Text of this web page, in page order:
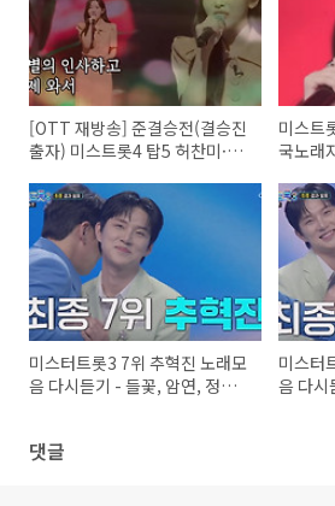
[OTT 재방송] 준결승전(결승진
출자) 미스트롯4 탑5 허찬미·이
미스트
국노래
미스터트롯3 7위 추혁진 노래모
음 다시듣기 - 들꽃, 암연, 정거
미스터
음 다시
댓글